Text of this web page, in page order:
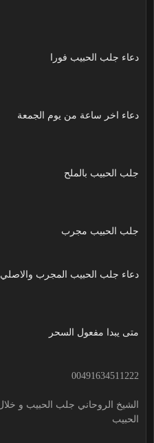
دعاء جلب الحبيب فورا
دعاء اخر ساعة من يوم الجمعة
جلب الحبيب بالملح
جلب الحبيب مجرب
دعاء جلب الحبيب المجرب والاصلي
متى يبدا مفعول السحر
00491634511222
الحبيب